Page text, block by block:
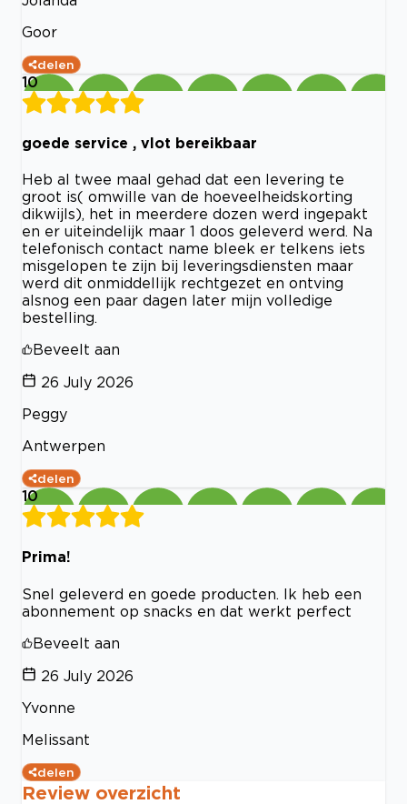
Goor
delen
10
goede service , vlot bereikbaar
Heb al twee maal gehad dat een levering te
groot is( omwille van de hoeveelheidskorting
dikwijls), het in meerdere dozen werd ingepakt
en er uiteindelijk maar 1 doos geleverd werd. Na
telefonisch contact name bleek er telkens iets
misgelopen te zijn bij leveringsdiensten maar
werd dit onmiddellijk rechtgezet en ontving
alsnog een paar dagen later mijn volledige
bestelling.
Beveelt aan
26 July 2026
Peggy
Antwerpen
delen
10
Prima!
Snel geleverd en goede producten. Ik heb een
abonnement op snacks en dat werkt perfect
Beveelt aan
26 July 2026
Yvonne
Melissant
delen
Review overzicht